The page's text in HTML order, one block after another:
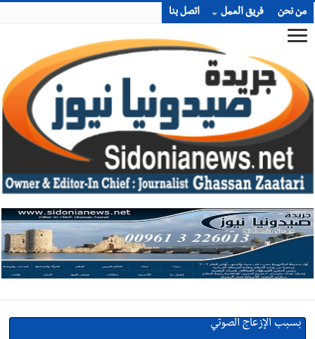
من نحن فريق العمل اتصل بنا
أخبار صيدا We are hiring in Saida - Apply now before 14